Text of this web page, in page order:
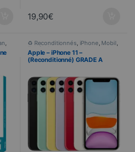
19,90€
, ♻ Reconditionnés, iPhone, Mobil,
Telefonie
Apple – iPhone 11 –
(Reconditionné) GRADE A